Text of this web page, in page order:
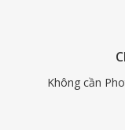
Không cần